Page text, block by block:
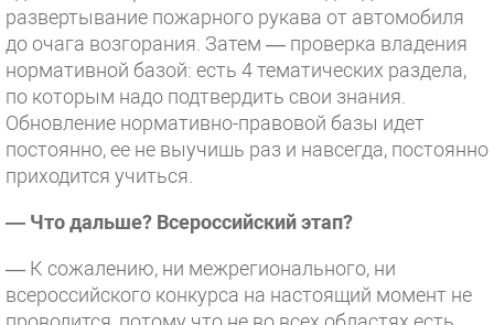
развертывание пожарного рукава от автомобиля
до очага возгорания. Затем — проверка владения
нормативной базой: есть 4 тематических раздела,
по которым надо подтвердить свои знания.
Обновление нормативно-правовой базы идет
постоянно, ее не выучишь раз и навсегда, постоянно
приходится учиться.
— Что дальше? Всероссийский этап?
— К сожалению, ни межрегионального, ни
всероссийского конкурса на настоящий момент не